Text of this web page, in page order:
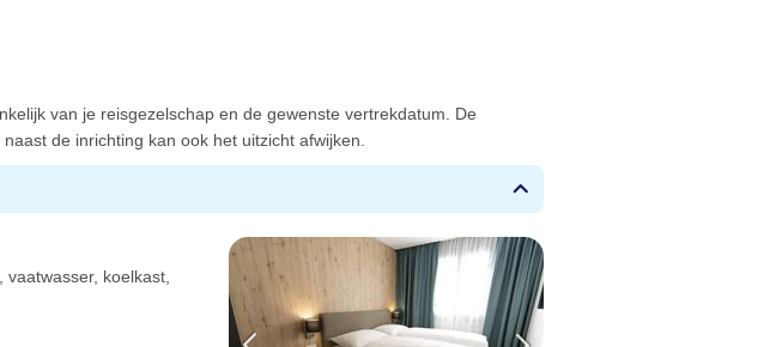
van je reisgezelschap en de gewenste vertrekdatum. De
de inrichting kan ook het uitzicht afwijken.
koelkast,